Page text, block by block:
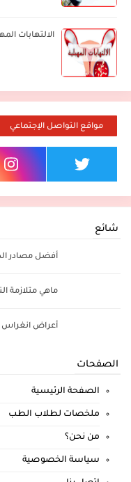
الالتهابات
مواقع التواصل الإجتماعي
شائع
أفضل مصادر
ماهي متلازمة
أعراض انغراس
الصفحات
الصفحة الرئيسية
ملخصات لطلاب الطب
من نحن؟
سياسة الخصوصية